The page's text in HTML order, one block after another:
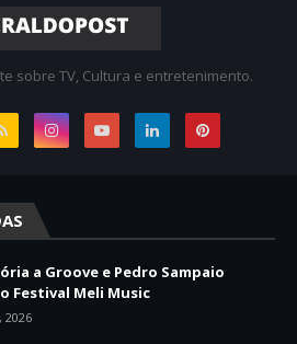
sobre TV, Cultura e entretenimento.
a Groove e Pedro Sampaio
Festival Meli Music
2026